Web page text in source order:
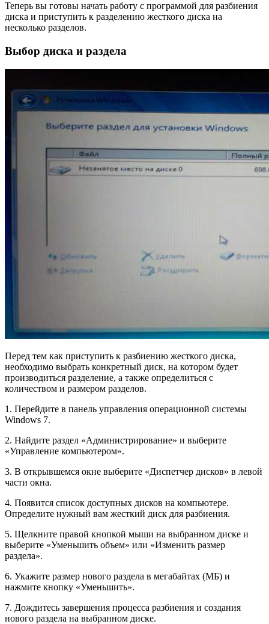
Теперь вы готовы начать работу с программой для разбиения
диска и приступить к разделению жесткого диска на
несколько разделов.
Выбор диска и раздела
Перед тем как приступить к разбиению жесткого диска,
необходимо выбрать конкретный диск, на котором будет
производиться разделение, а также определиться с
количеством и размером разделов.
1. Перейдите в панель управления операционной системы
Windows 7.
2. Найдите раздел «Администрирование» и выберите
«Управление компьютером».
3. В открывшемся окне выберите «Диспетчер дисков» в левой
части окна.
4. Появится список доступных дисков на компьютере.
Определите нужный вам жесткий диск для разбиения.
5. Щелкните правой кнопкой мыши на выбранном диске и
выберите «Уменьшить объем» или «Изменить размер
раздела».
6. Укажите размер нового раздела в мегабайтах (МБ) и
нажмите кнопку «Уменьшить».
7. Дождитесь завершения процесса разбиения и создания
нового раздела на выбранном диске.